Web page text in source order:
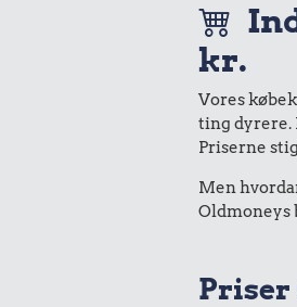
kr.
Vores
ting dyrere.
Priserne
Men
Oldmoneys
Priser